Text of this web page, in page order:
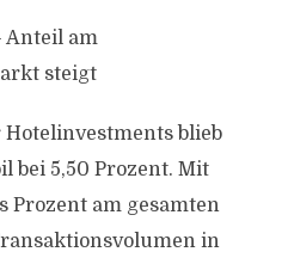
Anteil am
steigt
blieb
bei 5,50 Prozent. Mit
Prozent am gesamten
in